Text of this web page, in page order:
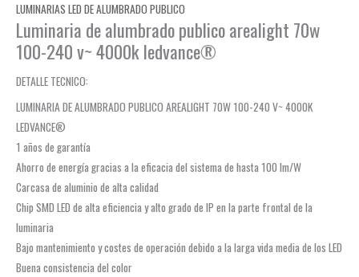
LUMINARIAS LED DE ALUMBRADO PUBLICO
Luminaria de alumbrado publico arealight 70w
100-240 v~ 4000k ledvance®
DETALLE TECNICO:
LUMINARIA DE ALUMBRADO PUBLICO AREALIGHT 70W 100-240 V~ 4000K
LEDVANCE®
1 años de garantía
Ahorro de energía gracias a la eficacia del sistema de hasta 100 lm/W
Carcasa de aluminio de alta calidad
Chip SMD LED de alta eficiencia y alto grado de IP en la parte frontal de la
luminaria
Bajo mantenimiento y costes de operación debido a la larga vida media de los LED
Buena consistencia del color